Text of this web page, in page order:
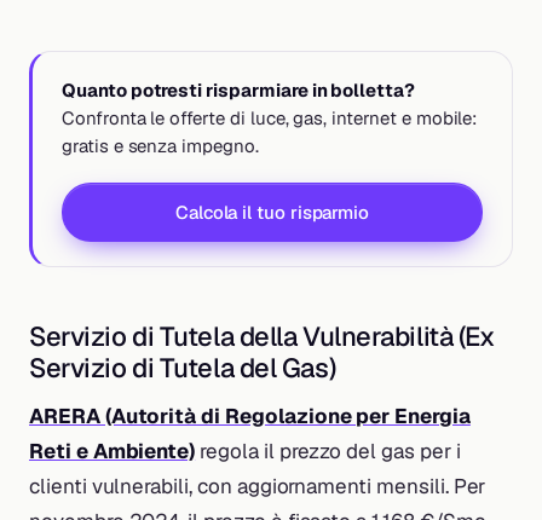
Quanto potresti risparmiare in bolletta?
Confronta le offerte di luce, gas, internet e mobile:
gratis e senza impegno.
Calcola il tuo risparmio
Servizio di Tutela della Vulnerabilità (Ex
Servizio di Tutela del Gas)
ARERA (Autorità di Regolazione per Energia
Reti e Ambiente) regola il prezzo del gas per i
clienti vulnerabili, con aggiornamenti mensili. Per